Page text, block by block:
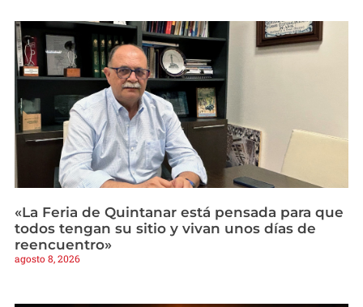
«La Feria de Quintanar está pensada para que
todos tengan su sitio y vivan unos días de
reencuentro»
agosto 8, 2026